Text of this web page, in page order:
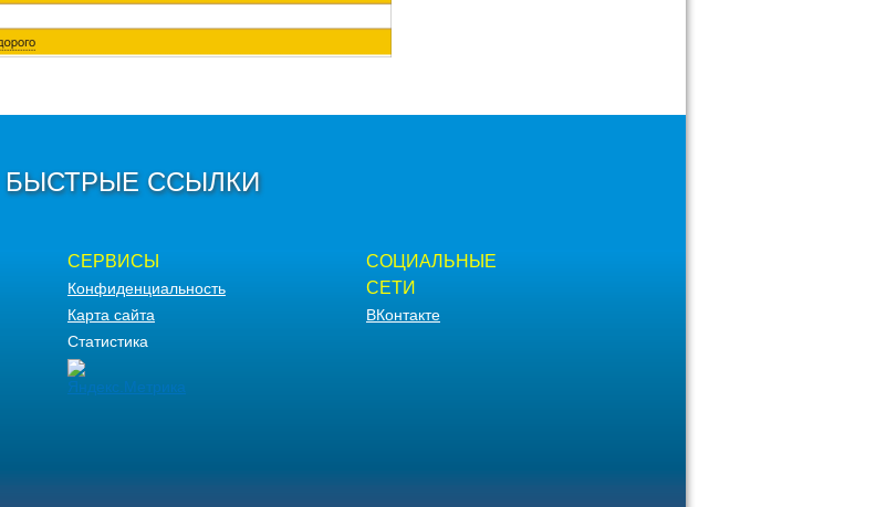
БЫСТРЫЕ ССЫЛКИ
СЕРВИСЫ
Конфиденциальность
Карта сайта
Статистика
СОЦИАЛЬНЫЕ
СЕТИ
ВКонтакте